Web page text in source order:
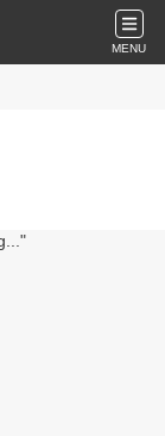
MENU